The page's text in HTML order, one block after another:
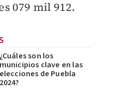
079 mil 912.
¿Cuáles son los
municipios clave en las
elecciones de Puebla
2024?